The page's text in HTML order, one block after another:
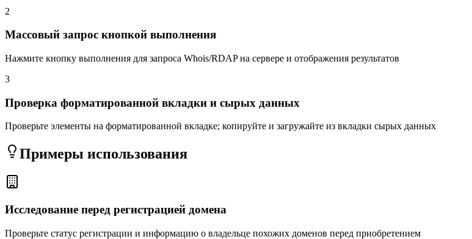
2
Массовый запрос кнопкой выполнения
Нажмите кнопку выполнения для запроса Whois/RDAP на сервере и отображения результатов
3
Проверка форматированной вкладки и сырых данных
Проверьте элементы на форматированной вкладке; копируйте и загружайте из вкладки сырых данных
Примеры использования
Исследование перед регистрацией домена
Проверьте статус регистрации и информацию о владельце похожих доменов перед приобретением